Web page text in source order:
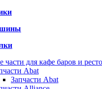
части для кафе баров и
Abat
Запчасти Abat